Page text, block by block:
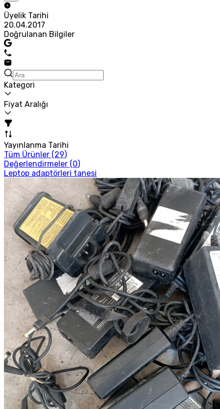
Üyelik Tarihi
20.04.2017
Doğrulanan Bilgiler
Kategori
Fiyat Aralığı
Yayınlanma Tarihi
Tüm Ürünler (29)
Değerlendirmeler (0)
Leptop adaptörleri tanesi